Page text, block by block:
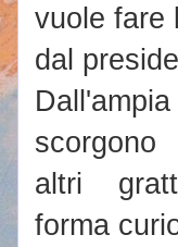
vuole fare
dal
scorgono
altri
forma